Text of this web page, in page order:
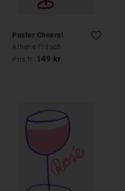
Poster Cheers!
Athene Fritsch
Pris fr. 149 kr